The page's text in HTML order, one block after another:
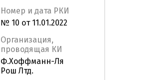
Номер и дата РКИ
№ 10 от 11.01.2022
Организация,
проводящая КИ
Ф.Хоффманн-Ля
Рош Лтд.